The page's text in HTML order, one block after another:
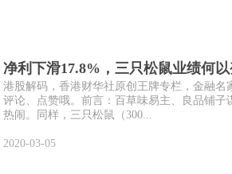
净利下滑17.8%，三只松鼠业绩何以
港股解码，香港财华社原创王牌专栏，金融名
评论、点赞哦。前言：百草味易主、良品铺子
热闹。同样，三只松鼠（300...
2020-03-05